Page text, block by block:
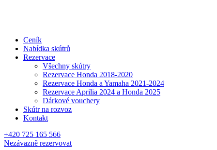
Ceník
Nabídka skútrů
Rezervace
Všechny skútry
Rezervace Honda 2018-2020
Rezervace Honda a Yamaha 2021-2024
Rezervace Aprilia 2024 a Honda 2025
Dárkové vouchery
Skútr na rozvoz
Kontakt
+420 725 165 566
Nezávazně rezervovat